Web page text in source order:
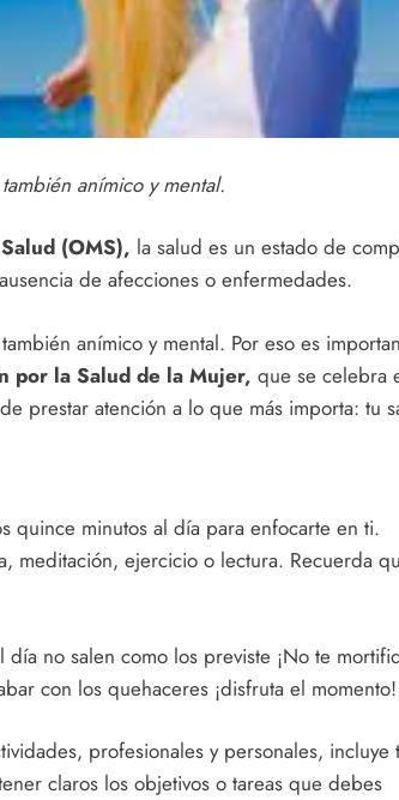
anímico y mental.
(OMS), la salud es un estado de
de afecciones o enfermedades.
anímico y mental. Por eso es
por la Salud de la Mujer, que se celebra
prestar atención a lo que más importa: tu
quince minutos al día para enfocarte en ti.
meditación, ejercicio o lectura. Recuerda
no salen como los previste ¡No te
con los quehaceres ¡disfruta el momento!
profesionales y personales, incluye
claros los objetivos o tareas que debes